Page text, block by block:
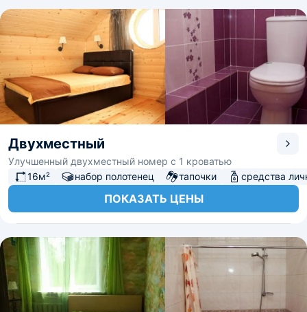
Двухместный
Улучшенный двухместный номер с 1 кроватью
16м²
набор полотенец тапочки средства
ПОКАЗАТЬ ЦЕНЫ